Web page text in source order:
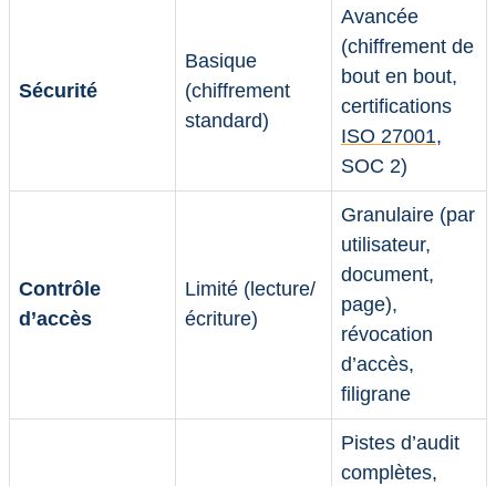
Sécurité
Basique
(chiffrement
standard)
Avancée
(chiffrement de
bout en bout,
certifications
ISO 27001,
SOC 2)
Contrôle
d’accès
Limité (lecture/
écriture)
Granulaire (par
utilisateur,
document,
page),
révocation
d’accès,
filigrane
Pistes d’audit
complètes,